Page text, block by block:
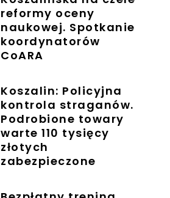
reformy oceny
naukowej. Spotkanie
koordynatorów
CoARA
Koszalin: Policyjna
kontrola straganów.
Podrobione towary
warte 110 tysięcy
złotych
zabezpieczone